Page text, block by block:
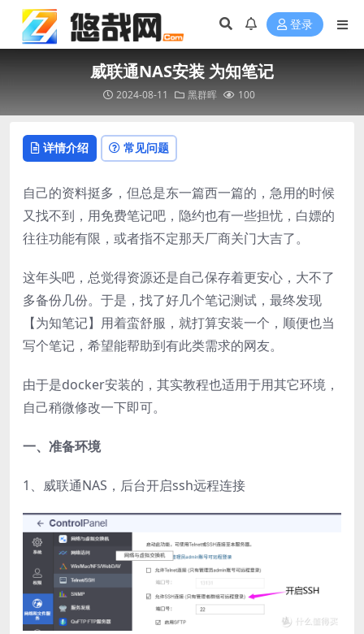
登录
威联通NAS安装 为知笔记
2024-08-11 黑群晖 100
详情介绍 常见问题
自己的资料挺多，但总是东一篇西一篇的，急用的时候
又找不到，用免费笔记吧，隐约也有一些担忧，白嫖的
往往功能有限，或者指不定那天厂商关门大吉了。
这年头吧，总觉得资源还是自己保存着更安心，大不了
多备份几份。于是，找了好几个笔记测试，最终发现
【为知笔记】用着蛮舒服，就打算安装一个，顺便也当
写个笔记，希望能帮助到有此类需求的网友。
由于是docker安装的，其实教程也适用于用其它环境，
自己稍微修改一下即可。
一、准备环境
1、威联通NAS，后台开启ssh远程连接